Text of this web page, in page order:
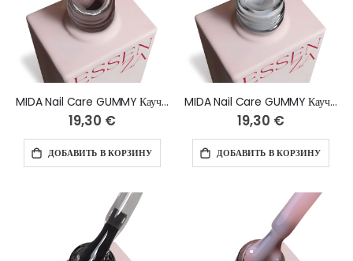
MIDA Nail Care GUMMY Каучуковая база SUNNY NUDE 14 мл
19,30 €
ДОБАВИТЬ В КОРЗИНУ
MIDA Nail Care GUMMY Каучуковая база WHITE 14 мл
19,30 €
ДОБАВИТЬ В КОРЗИНУ